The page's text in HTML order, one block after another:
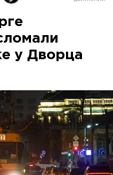
у Дворца